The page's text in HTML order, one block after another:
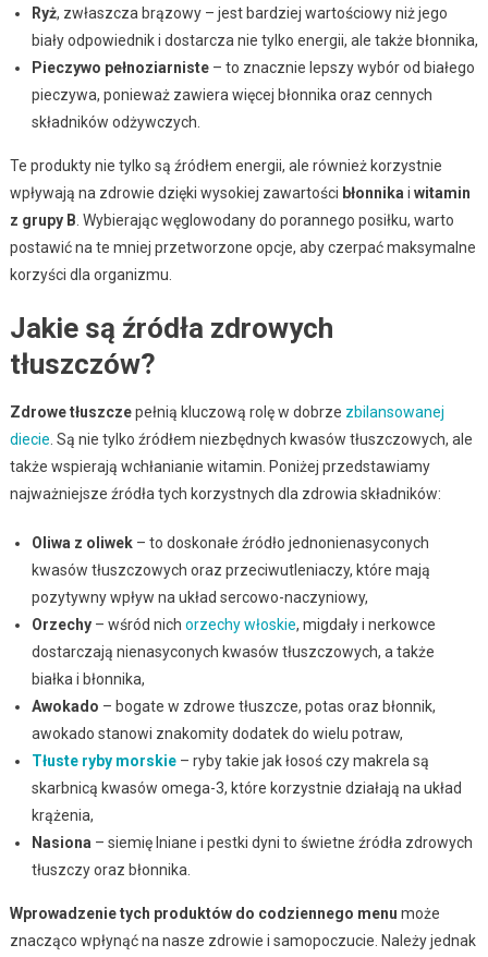
Ryż, zwłaszcza brązowy – jest bardziej wartościowy niż jego
biały odpowiednik i dostarcza nie tylko energii, ale także błonnika,
Pieczywo pełnoziarniste– to znacznie lepszy wybór od białego
pieczywa, ponieważ zawiera więcej błonnika oraz cennych
składników odżywczych.
Te produkty nie tylko są źródłem energii, ale również korzystnie
wpływają na zdrowie dzięki wysokiej zawartości błonnika i witamin
z grupy B . Wybierając węglowodany do porannego posiłku, warto
postawić na te mniej przetworzone opcje, aby czerpać maksymalne
korzyści dla organizmu.
Jakie są źródła zdrowych
tłuszczów?
Zdrowe tłuszczepełnią kluczową rolę w dobrze zbilansowanej
diecie . Są nie tylko źródłem niezbędnych kwasów tłuszczowych, ale
także wspierają wchłanianie witamin. Poniżej przedstawiamy
najważniejsze źródła tych korzystnych dla zdrowia składników:
Oliwa z oliwek– to doskonałe źródło jednonienasyconych
kwasów tłuszczowych oraz przeciwutleniaczy, które mają
pozytywny wpływ na układ sercowo-naczyniowy,
Orzechy– wśród nich orzechy włoskie, migdały i nerkowce
dostarczają nienasyconych kwasów tłuszczowych, a także
białka i błonnika,
Awokado – bogate w zdrowe tłuszcze, potas oraz błonnik,
awokado stanowi znakomity dodatek do wielu potraw,
Tłuste ryby morskie– ryby takie jak łosoś czy makrela są
skarbnicą kwasów omega-3, które korzystnie działają na układ
krążenia,
Nasiona – siemię lniane i pestki dyni to świetne źródła zdrowych
tłuszczy oraz błonnika.
Wprowadzenie tych produktów do codziennego menu może
znacząco wpłynąć na nasze zdrowie i samopoczucie. Należy jednak